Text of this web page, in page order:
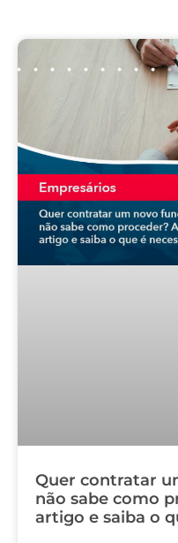
Quer contratar
não sabe como
artigo e saiba o